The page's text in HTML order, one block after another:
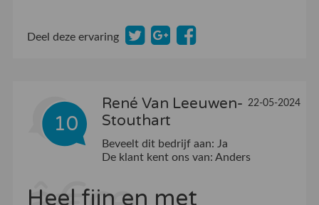
Deel deze ervaring
10
René Van Leeuwen-
Stouthart
22-05-2024
Beveelt dit bedrijf aan: Ja
De klant kent ons van: Anders
Heel fijn en met